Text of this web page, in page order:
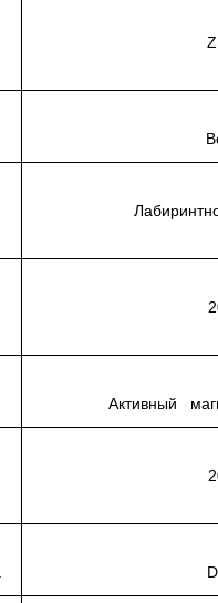
Активный